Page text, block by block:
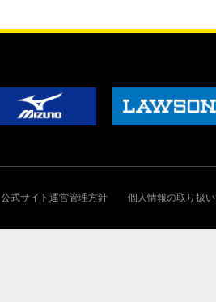
公式サイト運営管理方針 個人情報の取り扱い